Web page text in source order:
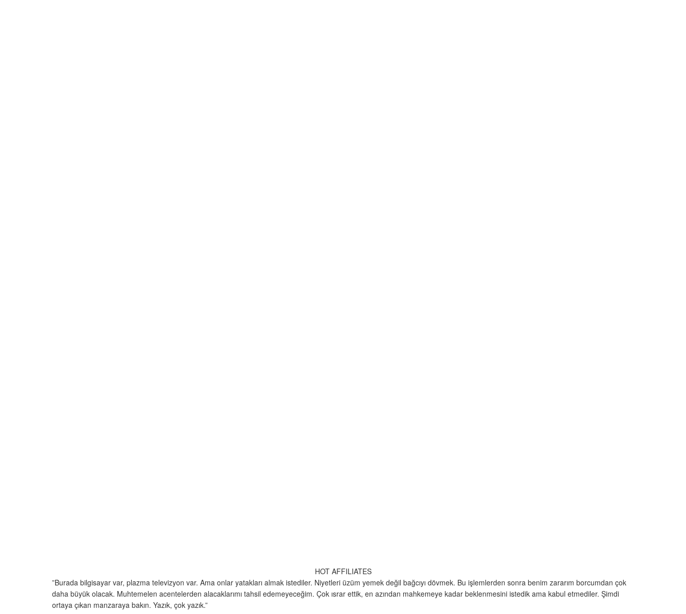
HOT AFFILIATES
”Burada bilgisayar var, plazma televizyon var. Ama onlar yatakları almak istediler. Niyetleri üzüm yemek değil bağcıyı dövmek. Bu işlemlerden sonra benim zararım borcumdan çok
daha büyük olacak. Muhtemelen acentelerden alacaklarımı tahsil edemeyeceğim. Çok ısrar ettik, en azından mahkemeye kadar beklenmesini istedik ama kabul etmediler. Şimdi
ortaya çıkan manzaraya bakın. Yazık, çok yazık.”